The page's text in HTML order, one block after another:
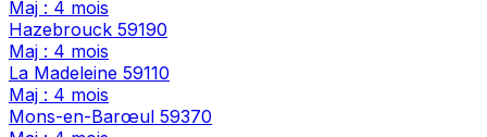
Maj : 4 mois
Hazebrouck 59190
Maj : 4 mois
La Madeleine 59110
Maj : 4 mois
Mons-en-Barœul 59370